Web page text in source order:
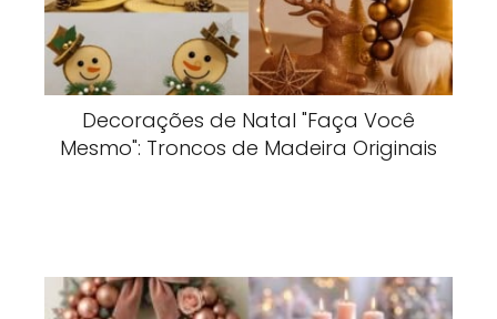
Decorações de Natal "Faça Você
Mesmo": Troncos de Madeira Originais